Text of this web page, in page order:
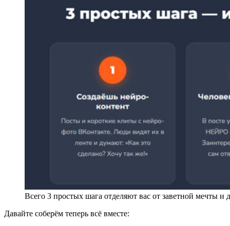
Всего 3 простых шага отделяют вас от заветной мечты и
Давайте соберём теперь всё вместе: